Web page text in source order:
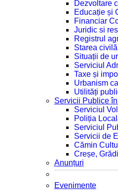
Dezvoltare
Educație și
Financiar
Juridic si
Registrul
Starea civilă
Situații de
Serviciul
Taxe și
Urbanism
Utilități
Servicii Publice
Serviciul
Poliția
Serviciul
Servicii de
Cămin
Creșe,
Anunțuri
Evenimente